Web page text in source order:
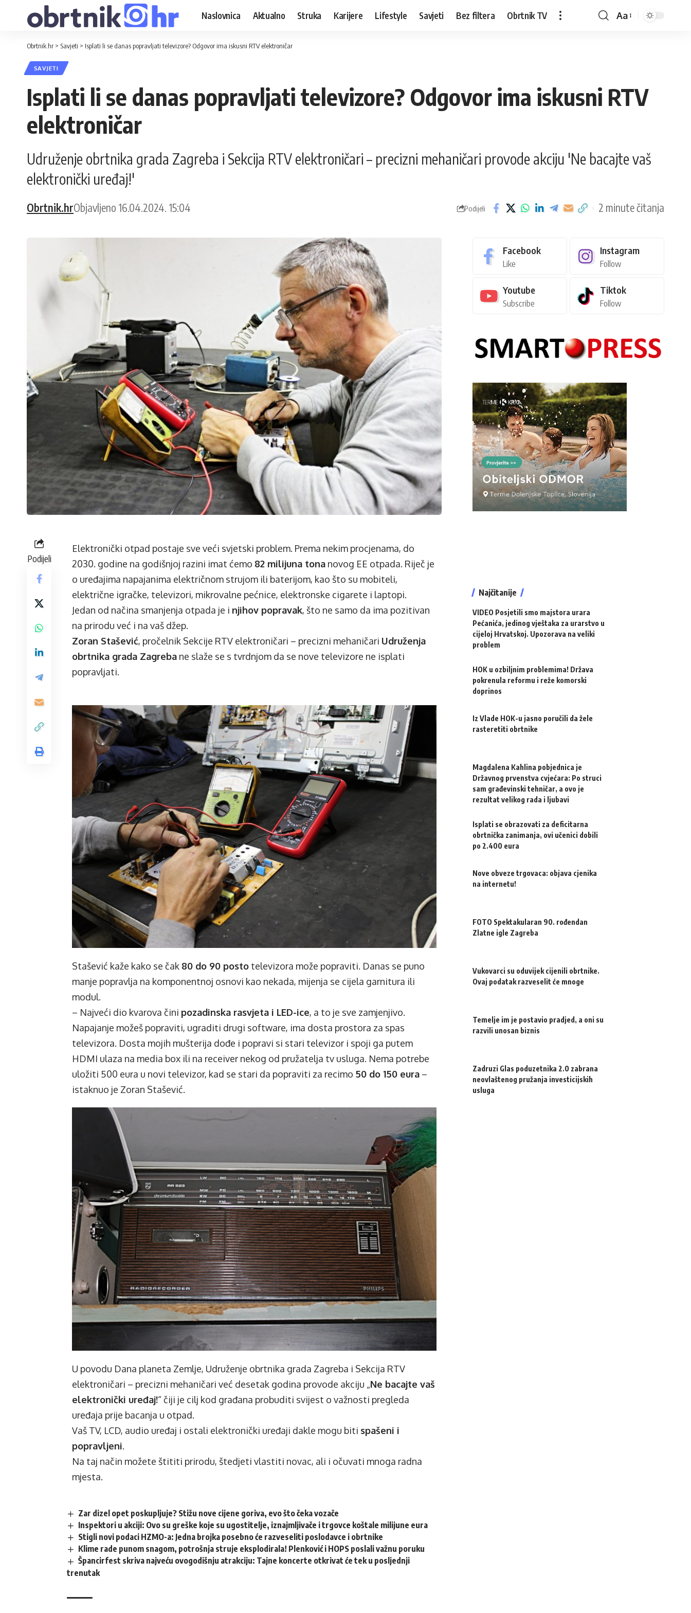
Naslovnica Aktualno Struka Karijere Lifestyle Savjeti Bez filtera Obrtnik TV Aa
Obrtnik.hr > Savjeti > Isplati li se danas popravljati televizore? Odgovor ima iskusni RTV elektroničar
SAVJETI
Isplati li se danas popravljati televizore? Odgovor ima iskusni RTV
elektroničar
Udruženje obrtnika grada Zagreba i Sekcija RTV elektroničari – precizni mehaničari provode akciju 'Ne bacajte vaš
elektronički uređaj!'
Obrtnik.hrObjavljeno 16.04.2024. 15:04 Podijeli 2 minute čitanja
Podijeli
Elektronički otpad postaje sve veći svjetski problem. Prema nekim procjenama, do
2030. godine na godišnjoj razini imat ćemo 82 milijuna tona novog EE otpada. Riječ je
o uređajima napajanima električnom strujom ili baterijom, kao što su mobiteli,
električne igračke, televizori, mikrovalne pećnice, elektronske cigarete i laptopi.
Jedan od načina smanjenja otpada je i njihov popravak, što ne samo da ima pozitivan
na prirodu već i na vaš džep.
Zoran Stašević, pročelnik Sekcije RTV elektroničari – precizni mehaničari Udruženja
obrtnika grada Zagreba ne slaže se s tvrdnjom da se nove televizore ne isplati
popravljati.
Stašević kaže kako se čak 80 do 90 posto televizora može popraviti. Danas se puno
manje popravlja na komponentnoj osnovi kao nekada, mijenja se cijela garnitura ili
modul.
– Najveći dio kvarova čini pozadinska rasvjeta i LED-ice, a to je sve zamjenjivo.
Napajanje možeš popraviti, ugraditi drugi software, ima dosta prostora za spas
televizora. Dosta mojih mušterija dođe i popravi si stari televizor i spoji ga putem
HDMI ulaza na media box ili na receiver nekog od pružatelja tv usluga. Nema potrebe
uložiti 500 eura u novi televizor, kad se stari da popraviti za recimo 50 do 150 eura –
istaknuo je Zoran Stašević.
U povodu Dana planeta Zemlje, Udruženje obrtnika grada Zagreba i Sekcija RTV
elektroničari – precizni mehaničari već desetak godina provode akciju „Ne bacajte vaš
elektronički uređaj!“ čiji je cilj kod građana probuditi svijest o važnosti pregleda
uređaja prije bacanja u otpad.
Vaš TV, LCD, audio uređaj i ostali elektronički uređaji dakle mogu biti spašeni i
popravljeni.
Na taj način možete štititi prirodu, štedjeti vlastiti novac, ali i očuvati mnoga radna
mjesta.
Zar dizel opet poskupljuje? Stižu nove cijene goriva, evo što čeka vozače
Inspektori u akciji: Ovo su greške koje su ugostitelje, iznajmljivače i trgovce koštale milijune eura
Stigli novi podaci HZMO-a: Jedna brojka posebno će razveseliti poslodavce i obrtnike
Klime rade punom snagom, potrošnja struje eksplodirala! Plenković i HOPS poslali važnu poruku
Špancirfest skriva najveću ovogodišnju atrakciju: Tajne koncerte otkrivat će tek u posljednji
trenutak
Facebook
Like
Instagram
Follow
Youtube
Subscribe
Tiktok
Follow
Najčitanije
VIDEO Posjetili smo majstora urara
Pećanića, jedinog vještaka za urarstvo u
cijeloj Hrvatskoj. Upozorava na veliki
problem
HOK u ozbiljnim problemima! Država
pokrenula reformu i reže komorski
doprinos
Iz Vlade HOK-u jasno poručili da žele
rasteretiti obrtnike
Magdalena Kahlina pobjednica je
Državnog prvenstva cvjećara: Po struci
sam građevinski tehničar, a ovo je
rezultat velikog rada i ljubavi
Isplati se obrazovati za deficitarna
obrtnička zanimanja, ovi učenici dobili
po 2.400 eura
Nove obveze trgovaca: objava cjenika
na internetu!
FOTO Spektakularan 90. rođendan
Zlatne igle Zagreba
Vukovarci su oduvijek cijenili obrtnike.
Ovaj podatak razveselit će mnoge
Temelje im je postavio pradjed, a oni su
razvili unosan biznis
Zadruzi Glas poduzetnika 2.0 zabrana
neovlaštenog pružanja investicijskih
usluga